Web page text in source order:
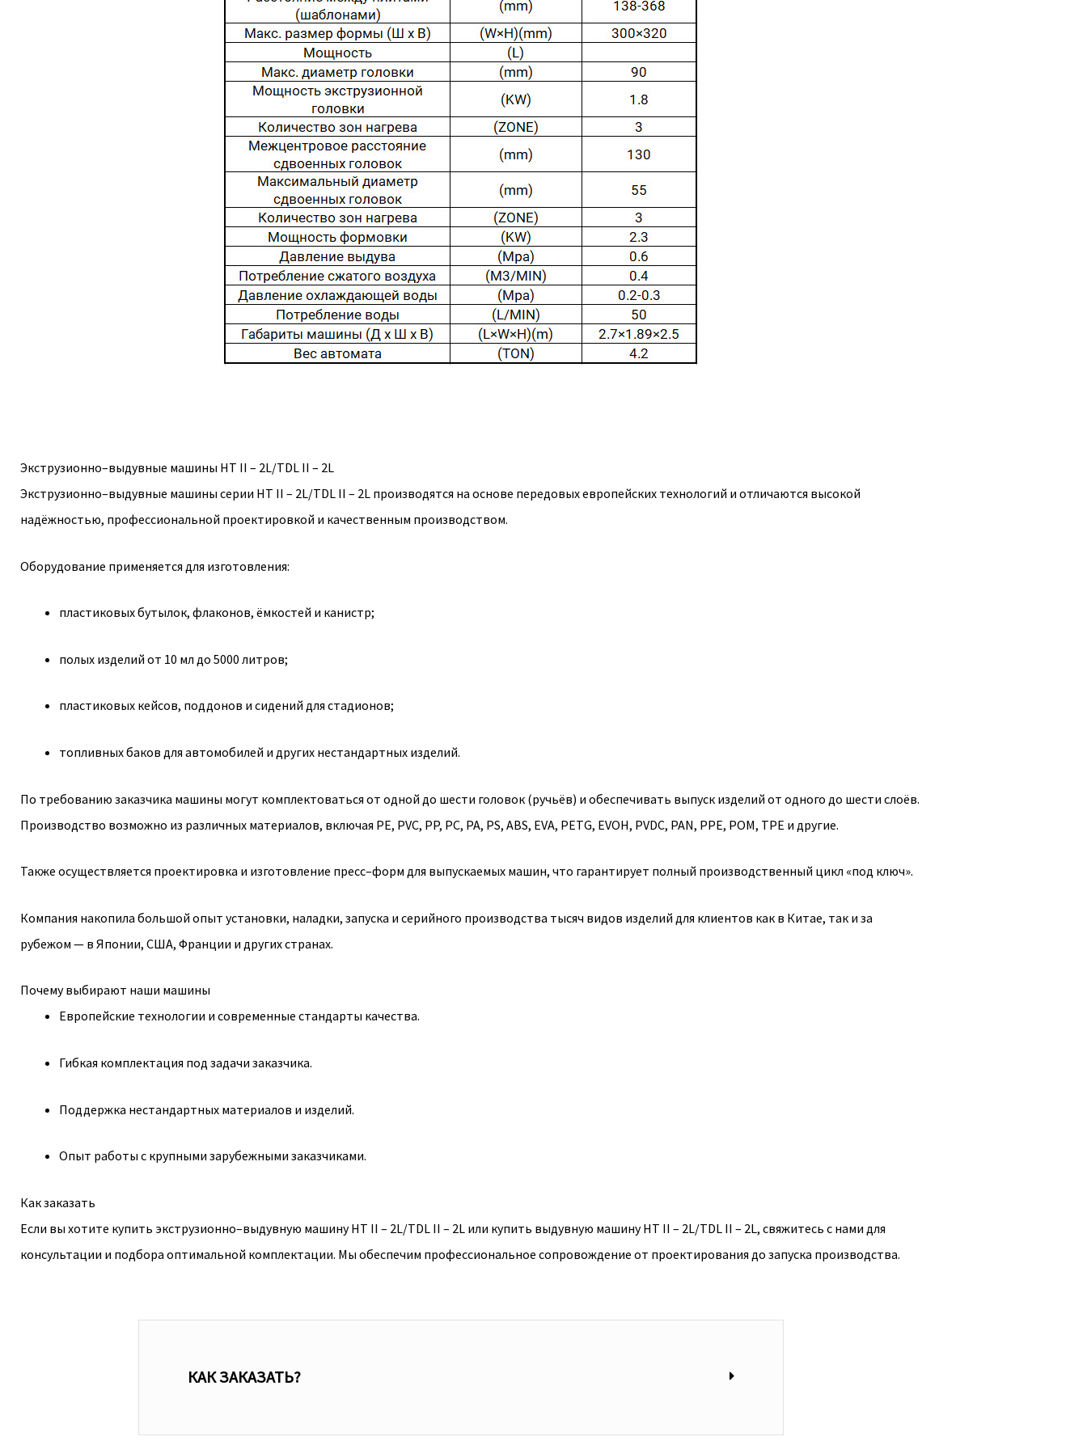
Экструзионно–выдувные машины HT II – 2L/TDL II – 2L
Экструзионно–выдувные машины серии HT II – 2L/TDL II – 2L производятся на основе передовых европейских технологий и отличаются высокой
надёжностью, профессиональной проектировкой и качественным производством.
Оборудование применяется для изготовления:
пластиковых бутылок, флаконов, ёмкостей и канистр;
полых изделий от 10 мл до 5000 литров;
пластиковых кейсов, поддонов и сидений для стадионов;
топливных баков для автомобилей и других нестандартных изделий.
По требованию заказчика машины могут комплектоваться от одной до шести головок (ручьёв) и обеспечивать выпуск изделий от одного до шести слоёв.
Производство возможно из различных материалов, включая PE, PVC, PP, PC, PA, PS, ABS, EVA, PETG, EVOH, PVDC, PAN, PPE, POM, TPE и другие.
Также осуществляется проектировка и изготовление пресс–форм для выпускаемых машин, что гарантирует полный производственный цикл «под ключ».
Компания накопила большой опыт установки, наладки, запуска и серийного производства тысяч видов изделий для клиентов как в Китае, так и за
рубежом — в Японии, США, Франции и других странах.
Почему выбирают наши машины
Европейские технологии и современные стандарты качества.
Гибкая комплектация под задачи заказчика.
Поддержка нестандартных материалов и изделий.
Опыт работы с крупными зарубежными заказчиками.
Как заказать
Если вы хотите купить экструзионно–выдувную машину HT II – 2L/TDL II – 2L или купить выдувную машину HT II – 2L/TDL II – 2L, свяжитесь с нами для
консультации и подбора оптимальной комплектации. Мы обеспечим профессиональное сопровождение от проектирования до запуска производства.
КАК ЗАКАЗАТЬ?